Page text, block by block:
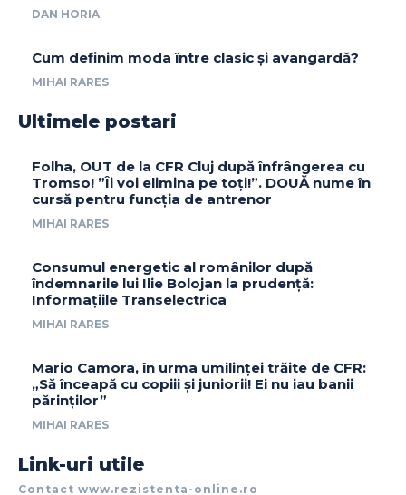
DAN HORIA
Cum definim moda între clasic și avangardă?
MIHAI RARES
Ultimele postari
Folha, OUT de la CFR Cluj după înfrângerea cu
Tromso! ”Îi voi elimina pe toți!”. DOUĂ nume în
cursă pentru funcția de antrenor
MIHAI RARES
Consumul energetic al românilor după
îndemnarile lui Ilie Bolojan la prudență:
Informațiile Transelectrica
MIHAI RARES
Mario Camora, în urma umilinței trăite de CFR:
„Să înceapă cu copiii și juniorii! Ei nu iau banii
părinților”
MIHAI RARES
Link-uri utile
Contact www.rezistenta-online.ro